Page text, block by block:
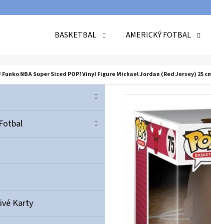
BASKETBAL AMERICKÝ FOTBAL
Funko NBA Super Sized POP! Vinyl Figure Michael Jordan (Red Jersey) 25
Karty